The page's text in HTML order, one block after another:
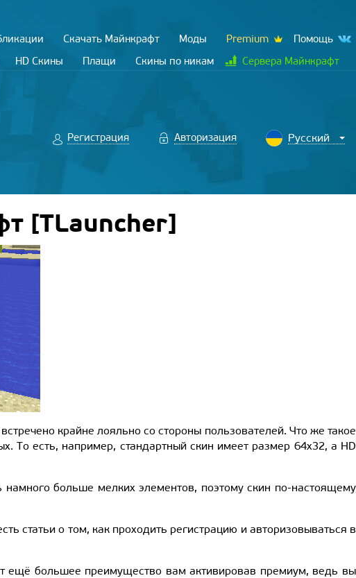
Скачать Майнкрафт Моды Premium
Помощь
HD Скины Плащи Скины по никам Сервера Майнкрафт
Регистрация Авторизация
[TLauncher]
крайне лояльно со стороны пользователей. Что же такое
То есть, например, стандартный скин имеет размер 64x32, а HD
больше мелких элементов, поэтому скин по-настоящему
статьи о том, как проходить регистрацию и авторизовываться в
ещё большее преимущество вам активировав премиум, ведь вы